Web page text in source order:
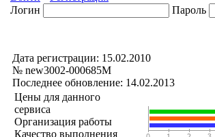
Логин
Пароль
Дата регистрации: 15.02.2010
№ new3002-000685М
Последнее обновление: 14.02.2013
Цены для данного
сервиса
Организация работы
Качество выполнения